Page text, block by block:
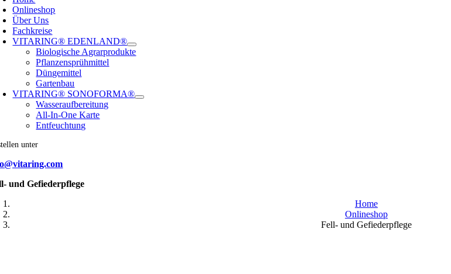
Onlineshop
Über Uns
Fachkreise
VITARING® EDENLAND®
Biologische Agrarprodukte
Pflanzensprühmittel
Düngemittel
Gartenbau
VITARING® SONOFORMA®
Wasseraufbereitung
All-In-One Karte
Entfeuchtung
unter
und Gefiederpflege
Home
Onlineshop
Fell- und Gefiederpflege